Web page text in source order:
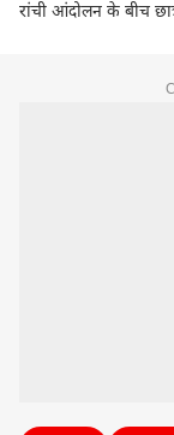
रांची आंदोलन के बीच